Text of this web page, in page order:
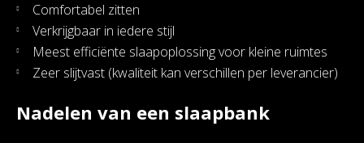
Comfortabel zitten
Verkrijgbaar in iedere stijl
Meest efficiënte slaapoplossing voor kleine ruimtes
Zeer slijtvast (kwaliteit kan verschillen per leverancier)
Nadelen van een slaapbank